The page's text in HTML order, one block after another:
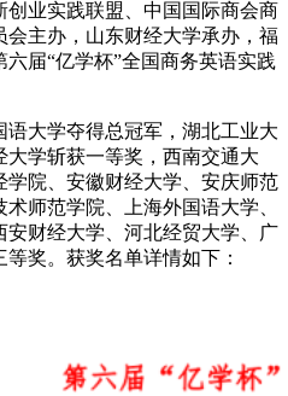
创业实践联盟、中国国际商会商
主办，山东财经大学承办，福
届“亿学杯”全国商务英语实践
大学夺得总冠军，湖北工业大
学斩获一等奖，西南交通大
院、安徽财经大学、安庆师范
师范学院、上海外国语大学、
财经大学、河北经贸大学、广
奖。获奖名单详情如下：